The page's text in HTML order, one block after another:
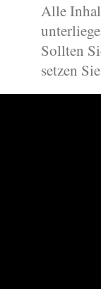
Alle
Sollten
setzen